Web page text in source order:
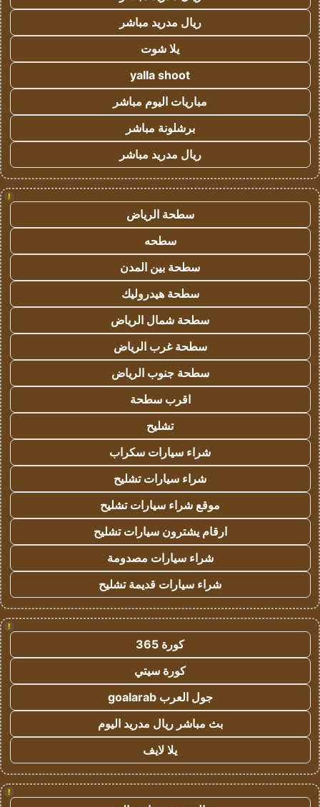
ريال مدريد مباشر
يلا شوت
yalla shoot
مباريات اليوم مباشر
برشلونة مباشر
ريال مدريد مباشر
!
سطحة الرياض
سطحه
سطحة بين المدن
سطحة هيدروليك
سطحة شمال الرياض
سطحة غرب الرياض
سطحة جنوب الرياض
اقرب سطحة
تشليح
شراء سيارات سكراب
شراء سيارات تشليح
موقع شراء سيارات تشليح
ارقام يشترون سيارات تشليح
شراء سيارات مصدومة
شراء سيارات قديمة تشليح
!
كورة 365
كورة سيتي
جول العرب goalarab
بث مباشر ريال مدريد اليوم
يلا لايف
!